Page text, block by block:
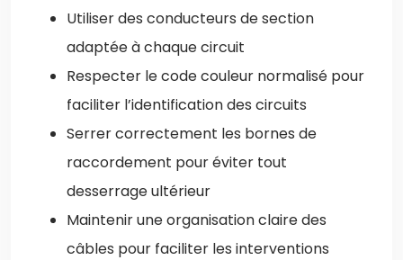
Utiliser des conducteurs de section
adaptée à chaque circuit
Respecter le code couleur normalisé pour
faciliter l’identification des circuits
Serrer correctement les bornes de
raccordement pour éviter tout
desserrage ultérieur
Maintenir une organisation claire des
câbles pour faciliter les interventions